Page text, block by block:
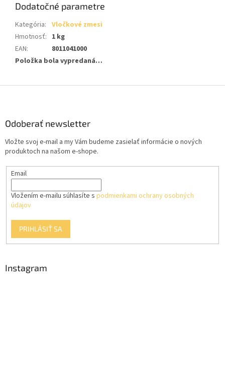
Dodatočné parametre
Kategória: Vločkové zmesi
Hmotnosť: 1 kg
EAN:
8011041000
Položka bola vypredaná…
Odoberať newsletter
Vložte svoj e-mail a my Vám budeme zasielať informácie o nových
produktoch na našom e-shope.
Email
Vložením e-mailu súhlasíte s podmienkami ochrany osobných
údajov
PRIHLÁSIŤ SA
Instagram